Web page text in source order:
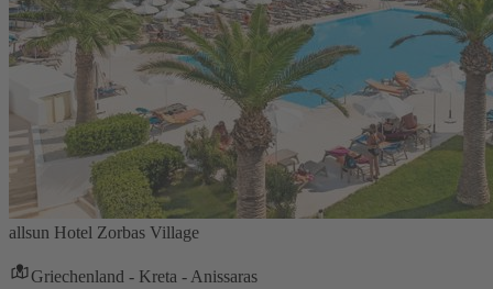
allsun Hotel Zorbas Village
Griechenland - Kreta - Anissaras